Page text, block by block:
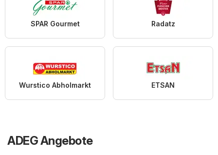
SPAR Gourmet Radatz
Wurstico Abholmarkt ETSAN
ADEG Angebote